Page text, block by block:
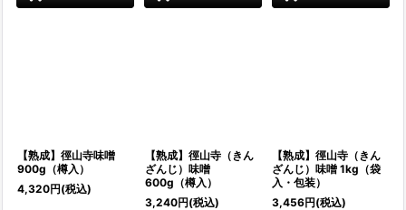
【熟成】徑山寺味噌
900g（樽入）
4,320円(税込)
【熟成】徑山寺（きん
ざんじ）味噌
600g（樽入）
3,240円(税込)
【熟成】徑山寺（きん
ざんじ）味噌 1kg（袋
入・包装）
3,456円(税込)